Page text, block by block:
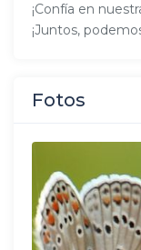
¡Confía en
¡Juntos,
Fotos